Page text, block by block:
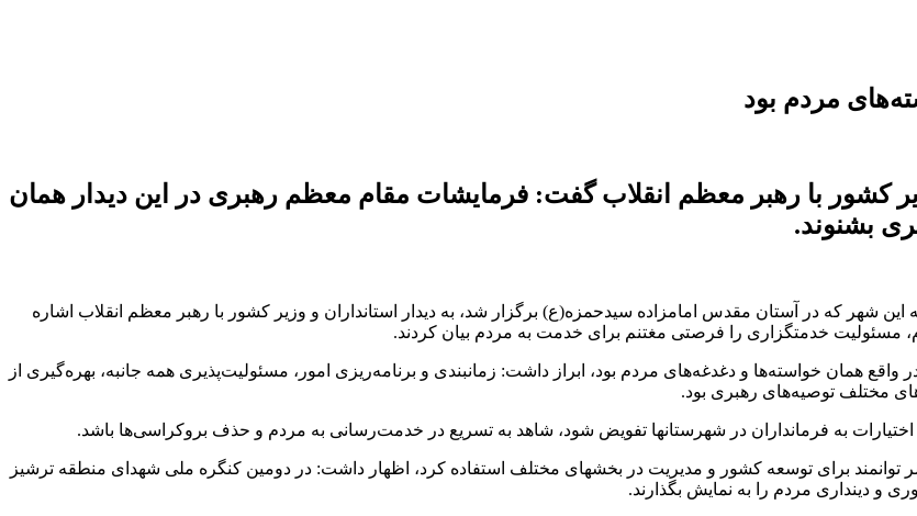
مردم بود
کشور با رهبر معظم انقلاب گفت: فرمایشات مقام معظم رهبری در این دیدار همان
بشنوند.
شهر که در آستان مقدس امامزاده سیدحمزه(ع) برگزار شد، به دیدار استانداران و وزیر کشور با رهبر معظم انقلاب اشاره
مسئولیت خدمتگزاری را فرصتی مغتنم برای خدمت به مردم بیان کردند.
واقع همان خواسته‌ها و دغدغه‌های مردم بود، ابراز داشت: زمانبندی و برنامه‌ریزی امور، مسئولیت‌پذیری همه جانبه، بهره‌گیری از
مختلف توصیه‌های رهبری بود.
اختیارات به فرمانداران در شهرستانها تفویض شود، شاهد به تسریع در خدمت‌رسانی به مردم و حذف بروکراسی‌ها باشد.
توانمند برای توسعه کشور و مدیریت در بخشهای مختلف استفاده کرد، اظهار داشت: در دومین کنگره ملی شهدای منطقه ترشیز
و دینداری مردم را به نمایش بگذارند.